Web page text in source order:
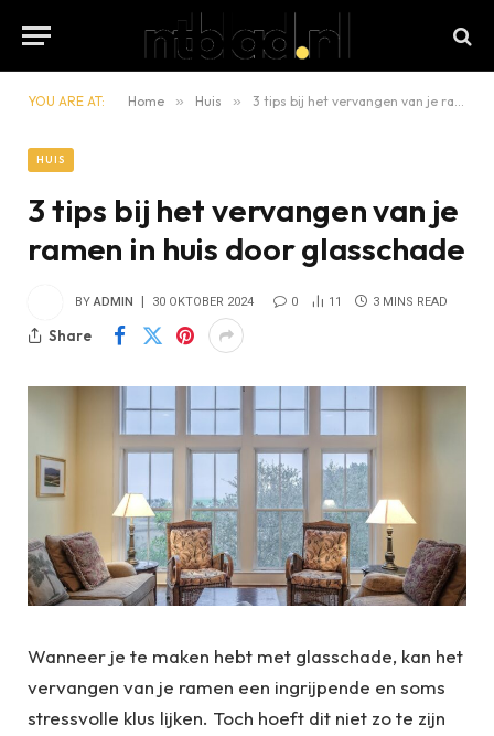
YOU ARE AT: Home » Huis » 3 tips bij het vervangen van je ramen in huis door glasschade
HUIS
3 tips bij het vervangen van je
ramen in huis door glasschade
BY ADMIN 30 OKTOBER 2024 0 11 3 MINS READ
Share
Wanneer je te maken hebt met glasschade, kan het
vervangen van je ramen een ingrijpende en soms
stressvolle klus lijken. Toch hoeft dit niet zo te zijn